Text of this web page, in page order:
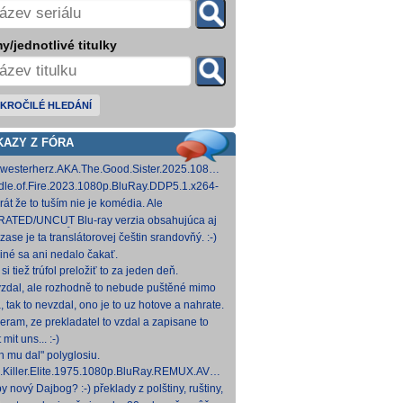
jednotlivé titulky
HLEDÁNÍ
Z FÓRA
cinepth [5,88 GB] Nemecké
[18,74 GB]
že to tuším nie je komédia. Ale
sa môže konať. Možno príde aj
pes a tomu
UNCUT Blu-ray verzia obsahujúca aj
Skarsgårda, explicitnejšie zábery sexu
je ta translátorovej češtin srandovňý. :-)
sa ani nedalo čakať.
si tiež trúfol preložiť to za jeden deň.
ale rozhodně to nebude puštěné mimo
Samozřejmě překladač.
tak to nevzdal, ono je to uz hotove a nahrate.
ze prekladatel to vzdal a zapisane to
mit uns... :-)
mu dal" polyglosiu.
[21,73 GB] Dnes na WS.
nový Dajbog? :-) překlady z polštiny, ruštiny,